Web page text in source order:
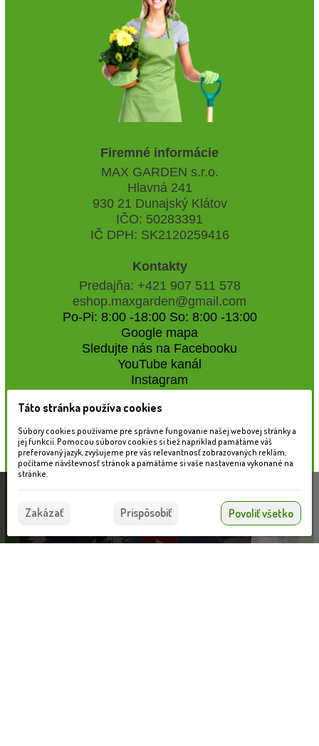
Firemné informácie
MAX GARDEN s.r.o.
Hlavná 241
930 21 Dunajský Klátov
IČO: 50283391
IČ DPH: SK2120259416
Kontakty
Predajňa: +421 907 511 578
eshop.maxgarden@gmail.com
Po-Pi: 8:00 -18:00 So: 8:00 -13:00
Google mapa
Sledujte nás na Facebooku
YouTube kanál
Instagram
Naše záhradné centrum
Táto stránka používa súbory cookies, ktoré nám
pomáhajú poskytovať služby. Používaním našich
služieb vyjadrujete súhlas s používaním súborov
Súhlasím
Táto stránka používa cookies
Súbory cookies používame pre správne fungovanie našej webovej stránky a
jej funkcií. Pomocou súborov cookies si tiež napríklad pamätáme váš
preferovaný jazyk, zvyšujeme pre vás relevantnosť zobrazovaných reklám,
počítame návštevnosť stránok a pamätáme si vaše nastavenia vykonané na
stránke.
Zakázať Prispôsobiť Povoliť všetko